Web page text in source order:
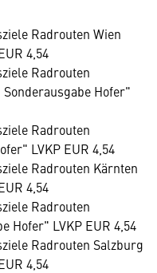
Radrouten Wien
4,54
Radrouten
Hofer"
Radrouten
LVKP EUR 4,54
Radrouten Kärnten
4,54
Radrouten
Hofer" LVKP EUR 4,54
Radrouten Salzburg
4,54